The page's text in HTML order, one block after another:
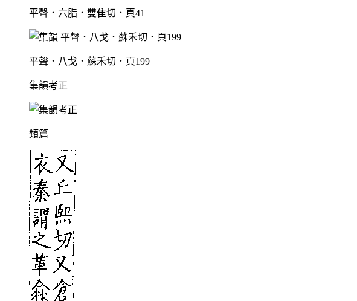
平聲．六脂．雙隹切．頁41
平聲．八戈．蘇禾切．頁199
集韻考正
類篇